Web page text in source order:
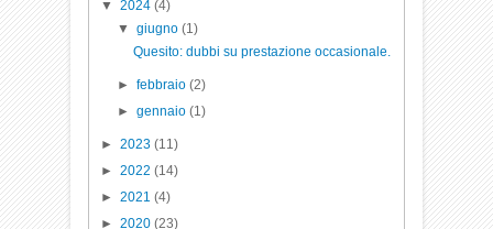
▼2024(4)
▼ giugno (1)
Quesito: dubbi su prestazione occasionale.
► febbraio (2)
► gennaio (1)
►2023(11)
►2022(14)
►2021(4)
►2020(23)